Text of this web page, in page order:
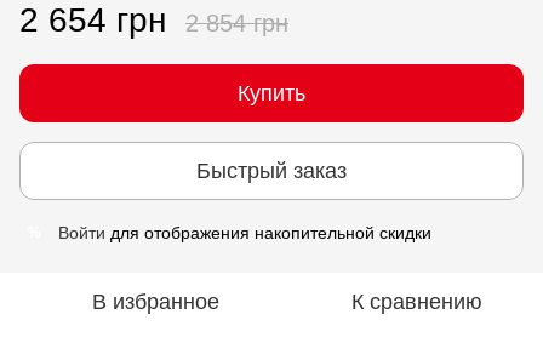
2 654 грн 2 854 грн
Купить
Быстрый заказ
Войти для отображения накопительной скидки
В избранное К сравнению